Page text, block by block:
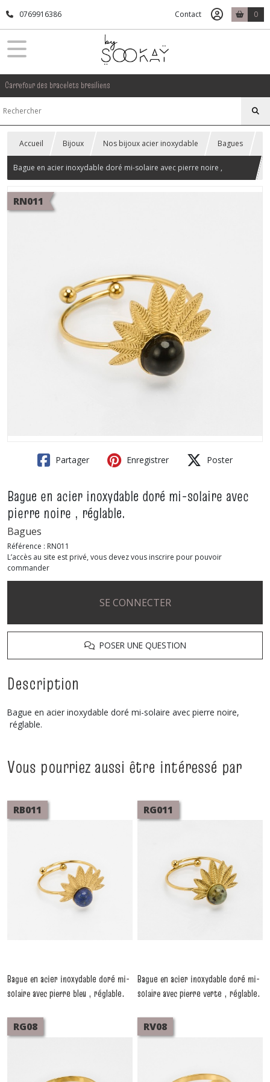
0769916386 Contact 0
Carrefour des bracelets bresiliens
Accueil Bijoux Nos bijoux acier inoxydable Bagues
Bague en acier inoxydable doré mi-solaire avec pierre noire ,
réglable.
RN011
Partager Enregistrer Poster
Bague en acier inoxydable doré mi-solaire avec
pierre noire , réglable.
Bagues
Référence : RN011
L’accès au site est privé, vous devez vous inscrire pour pouvoir
commander
SE CONNECTER
POSER UNE QUESTION
Description
Bague en acier inoxydable doré mi-solaire avec pierre noire,
réglable.
Vous pourriez aussi être intéressé par
RB011
Bague en acier inoxydable doré mi-
solaire avec pierre bleu , réglable.
RG011
Bague en acier inoxydable doré mi-
solaire avec pierre verte , réglable.
RG08 RV08